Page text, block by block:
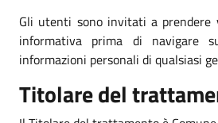
Gli utenti sono invitati a prendere
informativa prima di navigare
informazioni personali di qualsiasi
Titolare del